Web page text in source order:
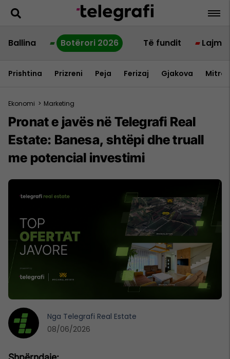
Ballina Botërori 2026 Të fundit Lajme
Prishtina Prizreni Peja Ferizaj Gjakova
Ekonomi > Marketing
Pronat e javës në Telegrafi Real
Estate: Banesa, shtëpi dhe truall
me potencial investimi
Nga Telegrafi Real Estate
08/06/2026